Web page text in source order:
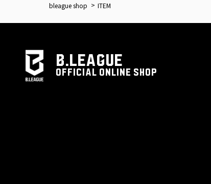
bleague shop ITEM
B.LEAGUE
OFFICIAL ONLINE SHOP